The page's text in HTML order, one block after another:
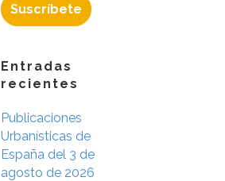
Suscríbete
Entradas
recientes
Publicaciones
Urbanísticas de
España del 3 de
agosto de 2026